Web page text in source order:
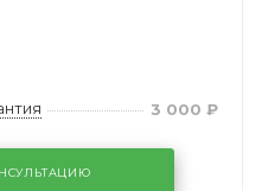
3 000 ₽